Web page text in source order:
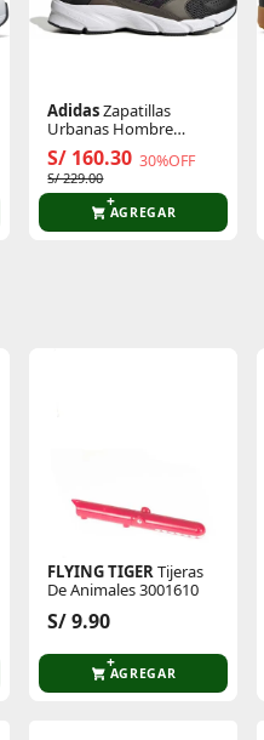
AdidasZapatillas
Urbanas Hombre
Crazychaos 2000
S/ 160.30 30%OFF
S/ 229.00
AGREGAR
FLYING TIGER Tijeras
De Animales 3001610
S/ 9.90
AGREGAR